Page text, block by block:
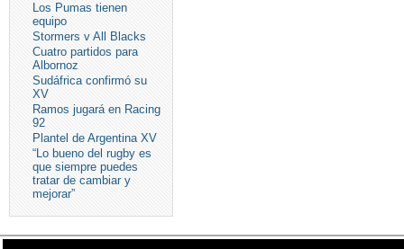
Los Pumas tienen
equipo
Stormers v All Blacks
Cuatro partidos para
Albornoz
Sudáfrica confirmó su
XV
Ramos jugará en Racing
92
Plantel de Argentina XV
“Lo bueno del rugby es
que siempre puedes
tratar de cambiar y
mejorar”